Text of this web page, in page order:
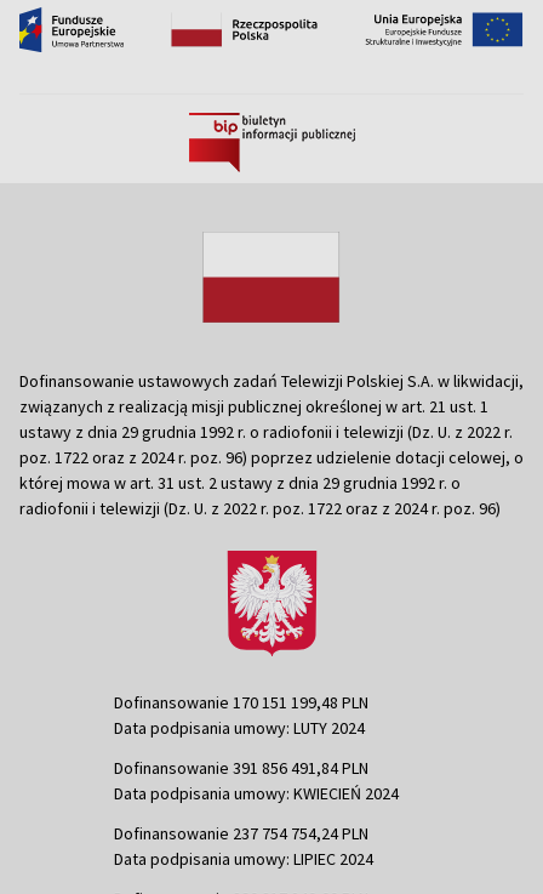
Dofinansowanie ustawowych zadań Telewizji Polskiej S.A. w likwidacji,
związanych z realizacją misji publicznej określonej w art. 21 ust. 1
ustawy z dnia 29 grudnia 1992 r. o radiofonii i telewizji (Dz. U. z 2022 r.
poz. 1722 oraz z 2024 r. poz. 96) poprzez udzielenie dotacji celowej, o
której mowa w art. 31 ust. 2 ustawy z dnia 29 grudnia 1992 r. o
radiofonii i telewizji (Dz. U. z 2022 r. poz. 1722 oraz z 2024 r. poz. 96)
Dofinansowanie 170 151 199,48 PLN
Data podpisania umowy: LUTY 2024
Dofinansowanie 391 856 491,84 PLN
Data podpisania umowy: KWIECIEŃ 2024
Dofinansowanie 237 754 754,24 PLN
Data podpisania umowy: LIPIEC 2024